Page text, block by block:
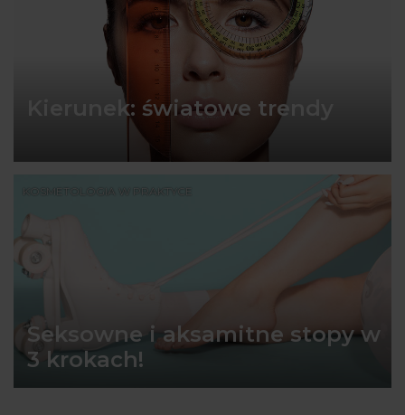
Kierunek: światowe trendy
KOSMETOLOGIA W PRAKTYCE
Seksowne i aksamitne stopy w
3 krokach!